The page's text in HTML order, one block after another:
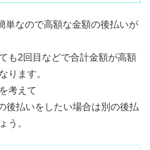
単なので高額な金額の後払いが
も2回目などで合計金額が高額
ります。
考えて
後払いをしたい場合は別の後払
う。